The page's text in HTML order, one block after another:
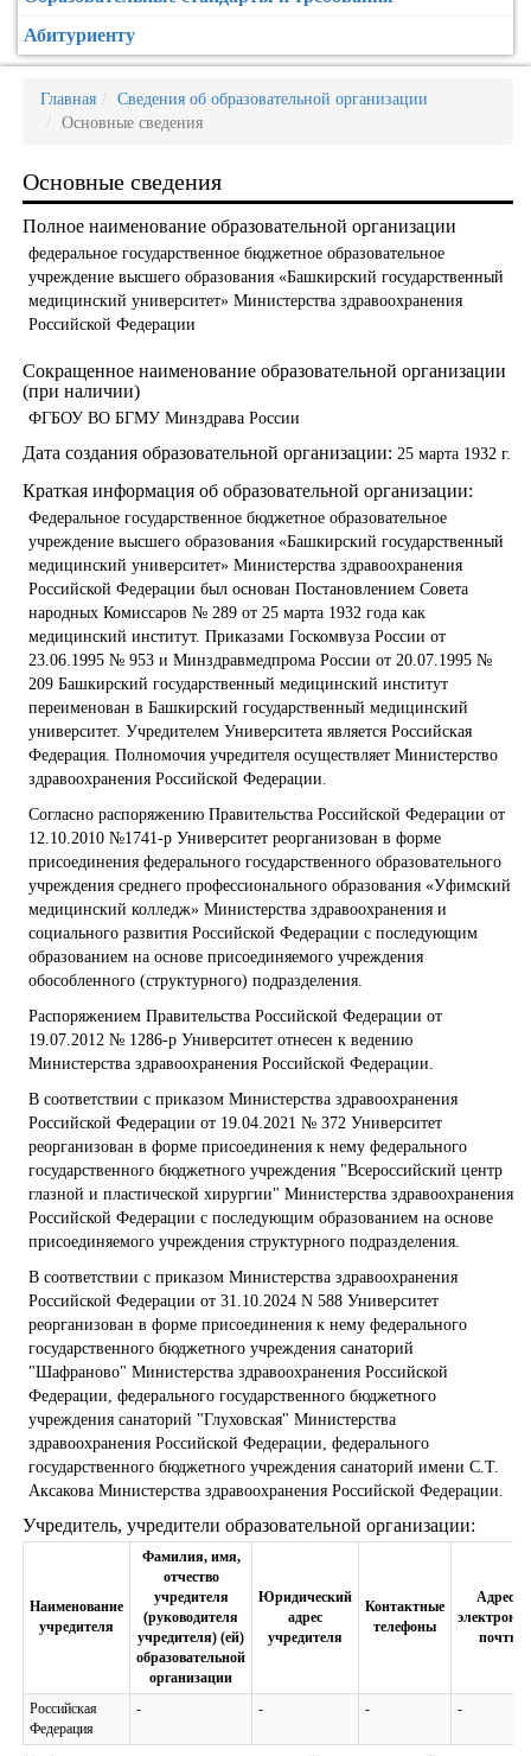
Абитуриенту
Главная
Сведения об образовательной организации
Основные сведения
Основные сведения
Полное наименование образовательной организации
федеральное государственное бюджетное образовательное
учреждение высшего образования «Башкирский государственный
медицинский университет» Министерства здравоохранения
Российской Федерации
Сокращенное наименование образовательной организации
(при наличии)
ФГБОУ ВО БГМУ Минздрава России
Дата создания образовательной организации: 25 марта 1932 г.
Краткая информация об образовательной организации:
Федеральное государственное бюджетное образовательное
учреждение высшего образования «Башкирский государственный
медицинский университет» Министерства здравоохранения
Российской Федерации был основан Постановлением Совета
народных Комиссаров № 289 от 25 марта 1932 года как
медицинский институт. Приказами Госкомвуза России от
23.06.1995 № 953 и Минздравмедпрома России от 20.07.1995 №
209 Башкирский государственный медицинский институт
переименован в Башкирский государственный медицинский
университет. Учредителем Университета является Российская
Федерация. Полномочия учредителя осуществляет Министерство
здравоохранения Российской Федерации.
Согласно распоряжению Правительства Российской Федерации от
12.10.2010 №1741-р Университет реорганизован в форме
присоединения федерального государственного образовательного
учреждения среднего профессионального образования «Уфимский
медицинский колледж» Министерства здравоохранения и
социального развития Российской Федерации с последующим
образованием на основе присоединяемого учреждения
обособленного (структурного) подразделения.
Распоряжением Правительства Российской Федерации от
19.07.2012 № 1286-р Университет отнесен к ведению
Министерства здравоохранения Российской Федерации.
В соответствии с приказом Министерства здравоохранения
Российской Федерации от 19.04.2021 № 372 Университет
реорганизован в форме присоединения к нему федерального
государственного бюджетного учреждения "Всероссийский центр
глазной и пластической хирургии" Министерства здравоохранения
Российской Федерации с последующим образованием на основе
присоединяемого учреждения структурного подразделения.
В соответствии с приказом Министерства здравоохранения
Российской Федерации от 31.10.2024 N 588 Университет
реорганизован в форме присоединения к нему федерального
государственного бюджетного учреждения санаторий
"Шафраново" Министерства здравоохранения Российской
Федерации, федерального государственного бюджетного
учреждения санаторий "Глуховская" Министерства
здравоохранения Российской Федерации, федерального
государственного бюджетного учреждения санаторий имени С.Т.
Аксакова Министерства здравоохранения Российской Федерации.
Учредитель, учредители образовательной организации:
Наименование
учредителя
Фамилия, имя,
отчество
учредителя
(руководителя
учредителя) (ей)
образовательной
организации
Юридический
адрес
учредителя
Контактные
телефоны
Адреса
почты
Российская
Федерация
- - - -